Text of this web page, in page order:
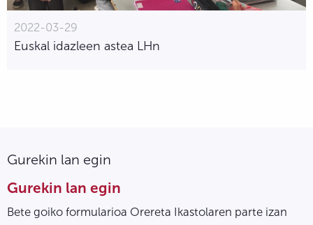
2022-03-29
Euskal idazleen astea LHn
Gurekin lan egin
Gurekin lan egin
Bete goiko formularioa Orereta Ikastolaren parte izan